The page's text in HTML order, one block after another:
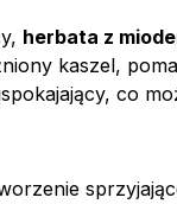
herbata z
kaszel,
co